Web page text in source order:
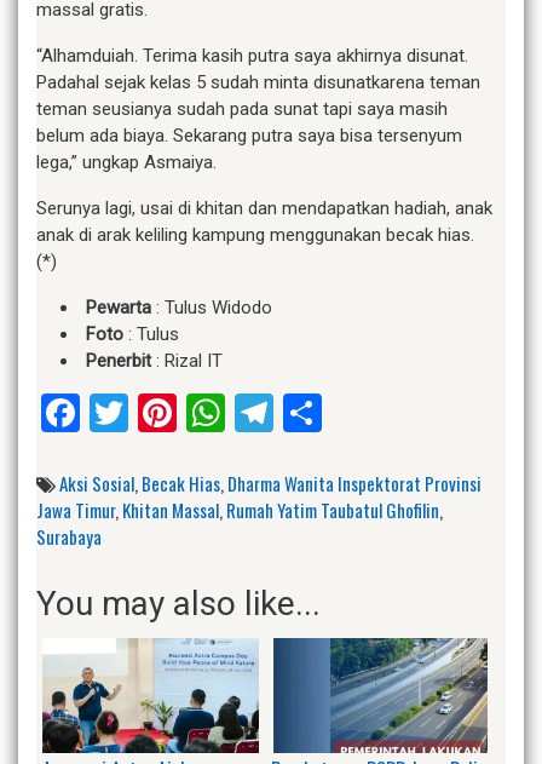
massal gratis.
“Alhamduiah. Terima kasih putra saya akhirnya disunat.
Padahal sejak kelas 5 sudah minta disunatkarena teman
teman seusianya sudah pada sunat tapi saya masih
belum ada biaya. Sekarang putra saya bisa tersenyum
lega,” ungkap Asmaiya.
Serunya lagi, usai di khitan dan mendapatkan hadiah, anak
anak di arak keliling kampung menggunakan becak hias.
(*)
Pewarta : Tulus Widodo
Foto : Tulus
Penerbit: Rizal IT
Facebook
Twitter
Pinterest
WhatsApp
Telegram
Aksi Sosial,Becak Hias,Dharma Wanita Inspektorat Provinsi
Jawa Timur,Khitan Massal,Rumah Yatim Taubatul Ghofilin,
Surabaya
You may also like...